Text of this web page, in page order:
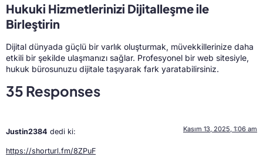
Hukuki Hizmetlerinizi Dijitalleşme ile
Birleştirin
Dijital dünyada güçlü bir varlık oluşturmak, müvekkillerinize daha
etkili bir şekilde ulaşmanızı sağlar. Profesyonel bir web sitesiyle,
hukuk bürosunuzu dijitale taşıyarak fark yaratabilirsiniz.
35 Responses
Justin2384 dedi ki: Kasım 13, 2025, 1:06 am
https://shorturl.fm/8ZPuF